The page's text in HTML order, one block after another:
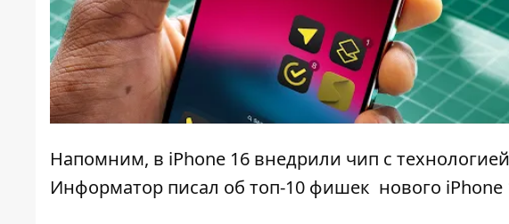
Напомним, в iPhone 16 внедрили чип с
Информатор писал об топ-10 фишек нового iPhone